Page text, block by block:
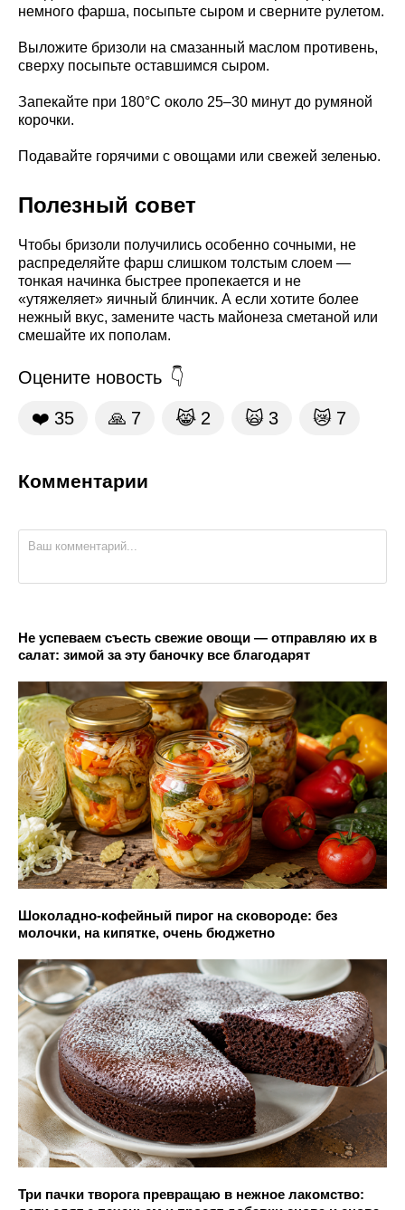
немного фарша, посыпьте сыром и сверните рулетом.
Выложите бризоли на смазанный маслом противень,
сверху посыпьте оставшимся сыром.
Запекайте при 180°C около 25–30 минут до румяной
корочки.
Подавайте горячими с овощами или свежей зеленью.
Полезный совет
Чтобы бризоли получились особенно сочными, не
распределяйте фарш слишком толстым слоем —
тонкая начинка быстрее пропекается и не
«утяжеляет» яичный блинчик. А если хотите более
нежный вкус, замените часть майонеза сметаной или
смешайте их пополам.
Оцените новость
❤️ 35 🙏 7 😹 2 🙀 3 😿 7
Комментарии
Не успеваем съесть свежие овощи — отправляю их в
салат: зимой за эту баночку все благодарят
Шоколадно-кофейный пирог на сковороде: без
молочки, на кипятке, очень бюджетно
Три пачки творога превращаю в нежное лакомство: